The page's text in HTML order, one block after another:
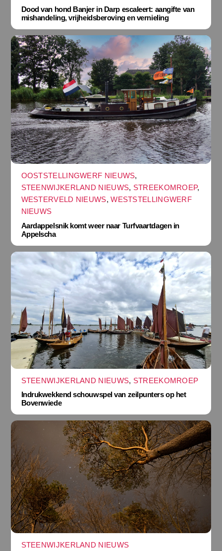
Dood van hond Banjer in Darp escaleert: aangifte van
mishandeling, vrijheidsberoving en vernieling
OOSTSTELLINGWERF NIEUWS,
STEENWIJKERLAND NIEUWS, STREEKOMROEP,
WESTERVELD NIEUWS,WESTSTELLINGWERF
NIEUWS
Aardappelsnik komt weer naar Turfvaartdagen in
Appelscha
STEENWIJKERLAND NIEUWS, STREEKOMROEP
Indrukwekkend schouwspel van zeilpunters op het
Bovenwiede
STEENWIJKERLAND NIEUWS